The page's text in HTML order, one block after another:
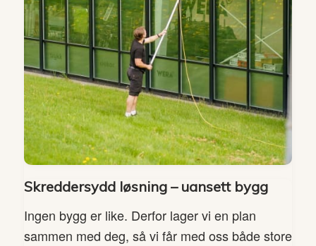
Skreddersydd løsning – uansett bygg
Ingen bygg er like. Derfor lager vi en plan
sammen med deg, så vi får med oss både store